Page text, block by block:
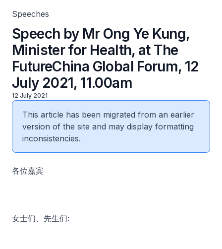
Speeches
Speech by Mr Ong Ye Kung,
Minister for Health, at The
FutureChina Global Forum, 12
July 2021, 11.00am
12 July 2021
This article has been migrated from an earlier
version of the site and may display formatting
inconsistencies.
各位嘉宾
女士们、先生们: